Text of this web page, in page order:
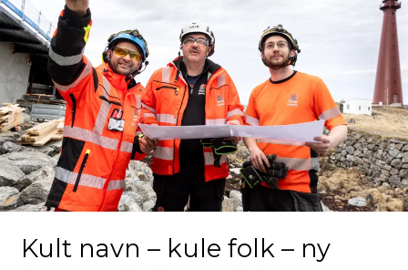
Kult navn – kule folk – ny